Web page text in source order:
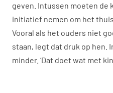
geven. Intussen moeten de
initiatief nemen om het
Vooral als het ouders niet
staan, legt dat druk op hen.
minder. ‘Dat doet wat met